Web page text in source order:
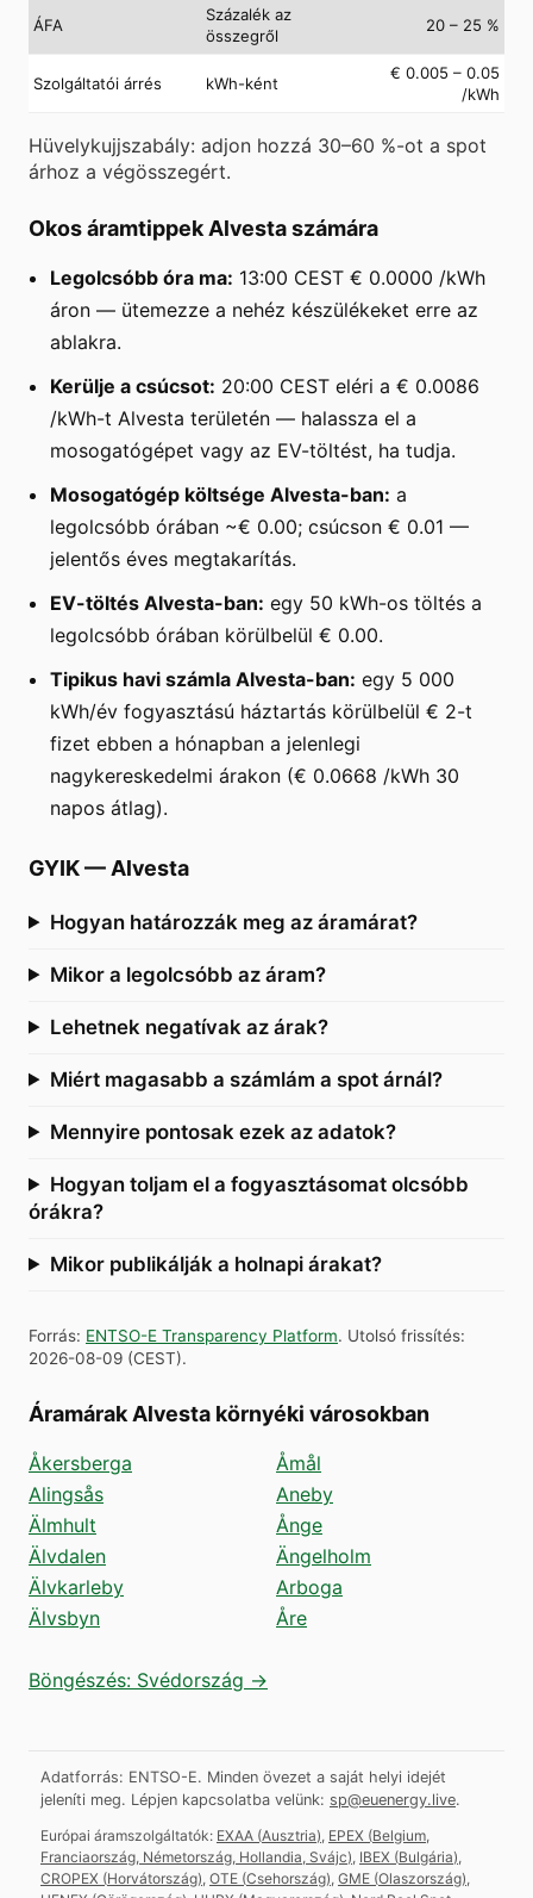
ÁFA
Százalék az
összegről
20 – 25 %
Szolgáltatói árrés kWh-ként
€ 0.005 – 0.05
/kWh
Hüvelykujjszabály: adjon hozzá 30–60 %-ot a spot
árhoz a végösszegért.
Okos áramtippek Alvesta számára
Legolcsóbb óra ma: 13:00 CEST € 0.0000 /kWh
áron — ütemezze a nehéz készülékeket erre az
ablakra.
Kerülje a csúcsot: 20:00 CEST eléri a € 0.0086
/kWh-t Alvesta területén — halassza el a
mosogatógépet vagy az EV-töltést, ha tudja.
Mosogatógép költsége Alvesta-ban: a
legolcsóbb órában ~€ 0.00; csúcson € 0.01 —
jelentős éves megtakarítás.
EV-töltés Alvesta-ban: egy 50 kWh-os töltés a
legolcsóbb órában körülbelül € 0.00.
Tipikus havi számla Alvesta-ban: egy 5 000
kWh/év fogyasztású háztartás körülbelül € 2-t
fizet ebben a hónapban a jelenlegi
nagykereskedelmi árakon (€ 0.0668 /kWh 30
napos átlag).
GYIK— Alvesta
Hogyan határozzák meg az áramárat?
Mikor a legolcsóbb az áram?
Lehetnek negatívak az árak?
Miért magasabb a számlám a spot árnál?
Mennyire pontosak ezek az adatok?
Hogyan toljam el a fogyasztásomat olcsóbb
órákra?
Mikor publikálják a holnapi árakat?
Forrás: ENTSO-E Transparency Platform. Utolsó frissítés:
2026-08-09 (CEST).
Áramárak Alvesta környéki városokban
Åkersberga
Alingsås
Älmhult
Älvdalen
Älvkarleby
Älvsbyn
Åmål
Aneby
Ånge
Ängelholm
Arboga
Åre
Böngészés: Svédország →
Adatforrás: ENTSO-E. Minden övezet a saját helyi idejét
jeleníti meg. Lépjen kapcsolatba velünk: sp@euenergy.live.
Európai áramszolgáltatók: EXAA (Ausztria) EPEX (Belgium,
Franciaország, Németország, Hollandia, Svájc) IBEX (Bulgária)
CROPEX (Horvátország) OTE (Csehország) GME (Olaszország)